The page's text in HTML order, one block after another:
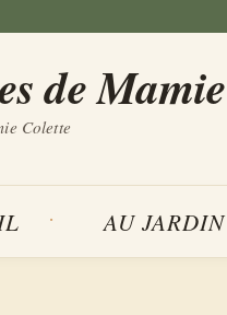
de Mamie
Colette
AU JARDIN